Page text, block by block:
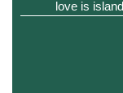
love is island